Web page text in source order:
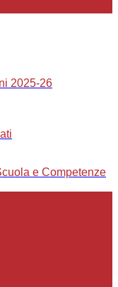
2025-26
e Competenze